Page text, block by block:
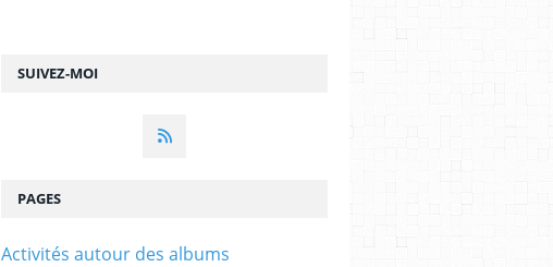
SUIVEZ-MOI
PAGES
Activités autour des albums